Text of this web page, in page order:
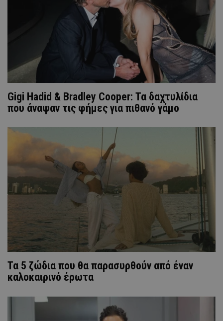
Gigi Hadid & Bradley Cooper: Τα δαχτυλίδια
που άναψαν τις φήμες για πιθανό γάμο
Τα 5 ζώδια που θα παρασυρθούν από έναν
καλοκαιρινό έρωτα